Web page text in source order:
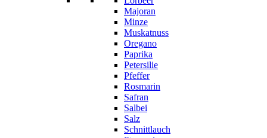
Majoran
Minze
Muskatnuss
Oregano
Paprika
Petersilie
Pfeffer
Rosmarin
Safran
Salbei
Salz
Schnittlauch